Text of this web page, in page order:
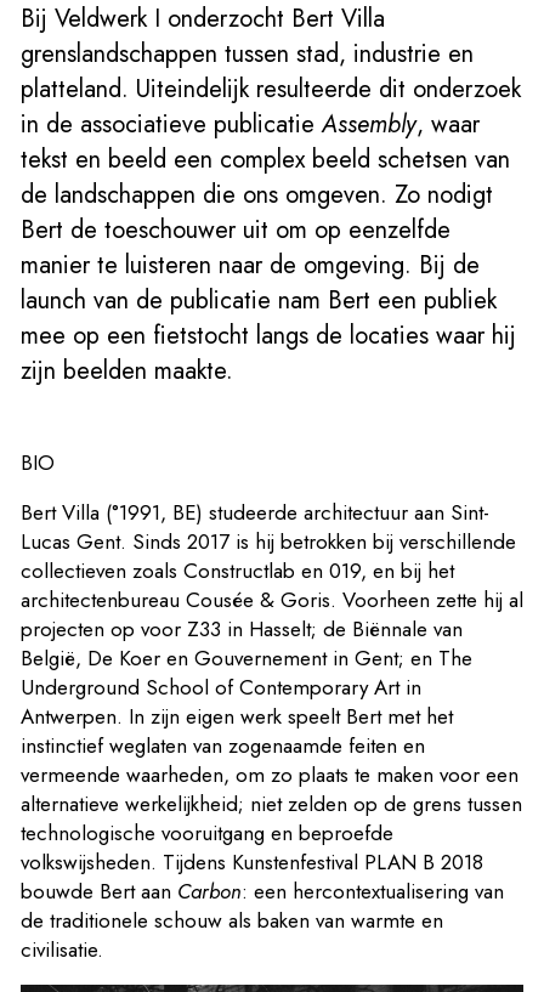
Bij Veldwerk I onderzocht Bert Villa
grenslandschappen tussen stad, industrie en
platteland. Uiteindelijk resulteerde dit onderzoek
in de associatieve publicatieAssembly, waar
tekst en beeld een complex beeld schetsen van
de landschappen die ons omgeven. Zo nodigt
Bert de toeschouwer uit om op eenzelfde
manier te luisteren naar de omgeving. Bij de
launch van de publicatie nam Bert een publiek
mee op een fietstocht langs de locaties waar hij
zijn beelden maakte.
BIO
Bert Villa (°1991, BE) studeerde architectuur aan Sint-
Lucas Gent. Sinds 2017 is hij betrokken bij verschillende
collectieven zoals Constructlab en 019, en bij het
architectenbureau Cousée & Goris. Voorheen zette hij al
projecten op voor Z33 in Hasselt; de Biënnale van
België, De Koer en Gouvernement in Gent; en The
Underground School of Contemporary Art in
Antwerpen. In zijn eigen werk speelt Bert met het
instinctief weglaten van zogenaamde feiten en
vermeende waarheden, om zo plaats te maken voor een
alternatieve werkelijkheid; niet zelden op de grens tussen
technologische vooruitgang en beproefde
volkswijsheden. Tijdens Kunstenfestival PLAN B 2018
bouwde Bert aan Carbon: een hercontextualisering van
de traditionele schouw als baken van warmte en
civilisatie.